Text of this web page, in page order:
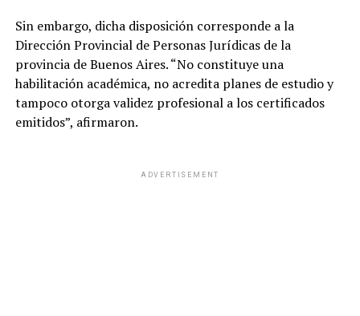
Sin embargo, dicha disposición corresponde a la
Dirección Provincial de Personas Jurídicas de la
provincia de Buenos Aires. “No constituye una
habilitación académica, no acredita planes de estudio y
tampoco otorga validez profesional a los certificados
emitidos”, afirmaron.
ADVERTISEMENT